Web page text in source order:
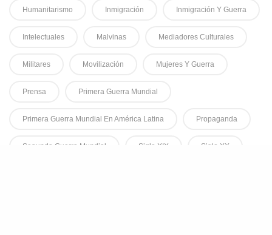
Humanitarismo Inmigración Inmigración Y Guerra
Intelectuales Malvinas Mediadores Culturales
Militares Movilización Mujeres Y Guerra
Prensa Primera Guerra Mundial
Primera Guerra Mundial En América Latina Propaganda
Segunda Guerra Mundial Siglo XIX Siglo XX